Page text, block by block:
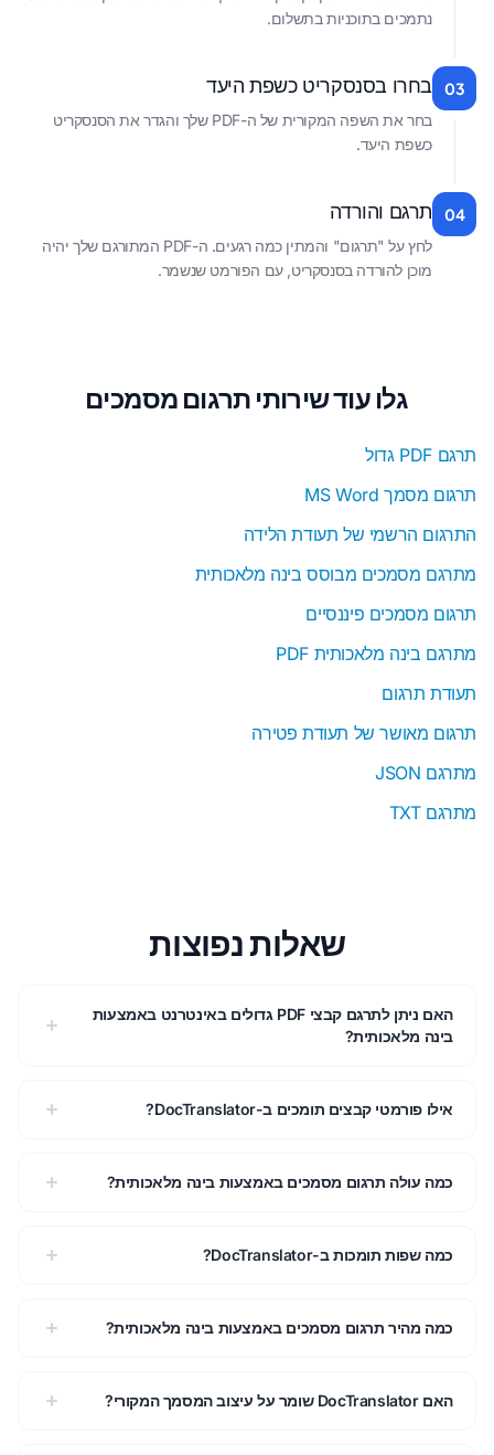
נתמכים בתוכניות בתשלום.
03 בחרו בסנסקריט כשפת היעד
בחר את השפה המקורית של ה-PDF שלך והגדר את הסנסקריט
כשפת היעד.
04 תרגם והורדה
לחץ על "תרגום" והמתין כמה רגעים. ה-PDF המתורגם שלך יהיה
מוכן להורדה בסנסקריט, עם הפורמט שנשמר.
גלו עוד שירותי תרגום מסמכים
תרגם PDF גדול
תרגום מסמך MS Word
התרגום הרשמי של תעודת הלידה
מתרגם מסמכים מבוסס בינה מלאכותית
תרגום מסמכים פיננסיים
מתרגם בינה מלאכותית PDF
תעודת תרגום
תרגום מאושר של תעודת פטירה
מתרגם JSON
מתרגם TXT
שאלות נפוצות
האם ניתן לתרגם קבצי PDF גדולים באינטרנט באמצעות
בינה מלאכותית?
אילו פורמטי קבצים תומכים ב-DocTranslator?
כמה עולה תרגום מסמכים באמצעות בינה מלאכותית?
כמה שפות תומכות ב-DocTranslator?
כמה מהיר תרגום מסמכים באמצעות בינה מלאכותית?
האם ‏DocTranslator שומר על עיצוב המסמך המקורי?